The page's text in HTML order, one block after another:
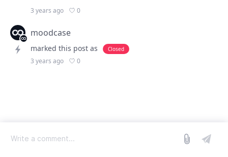
3 years ago 0
moodcase
marked this post as Closed
3 years ago 0